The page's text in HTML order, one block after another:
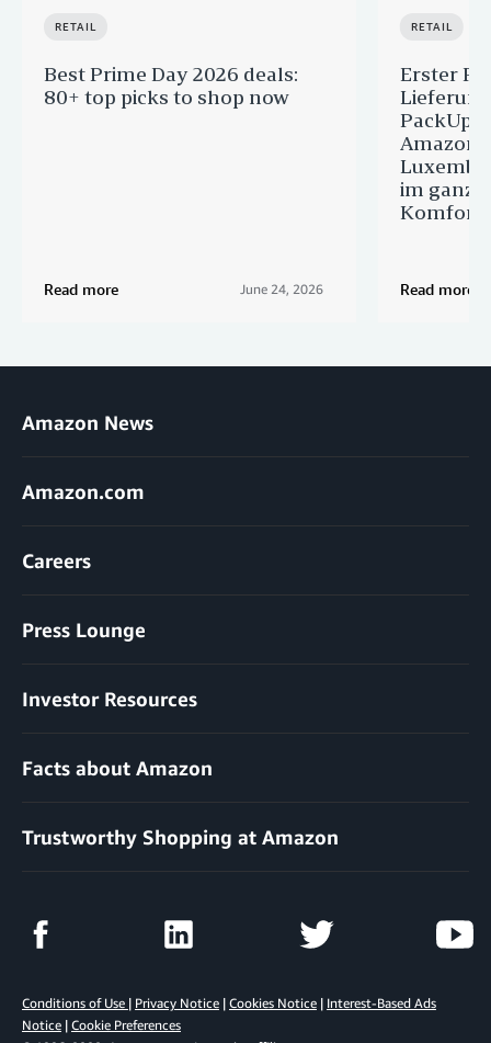
RETAIL
Best Prime Day 2026 deals:
80+ top picks to shop now
Read more June 24, 2026
RETAIL
Erster
PackUp-
Amazon
im
Komfort
Read more
Amazon News
Amazon.com
Careers
Press Lounge
Investor Resources
Facts about Amazon
Trustworthy Shopping at Amazon
Conditions of Use | Privacy Notice | Cookies Notice | Interest-Based Ads
Notice | Cookie Preferences